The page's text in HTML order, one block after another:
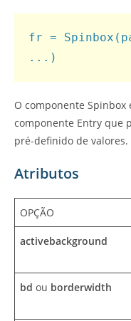
fr =
O componente
componente Entry que
pré-definido de valores.
Atributos
OPÇÃO
activebackground
bd ou borderwidth